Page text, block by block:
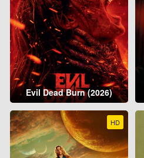
Evil Dead Burn (2026)
HD